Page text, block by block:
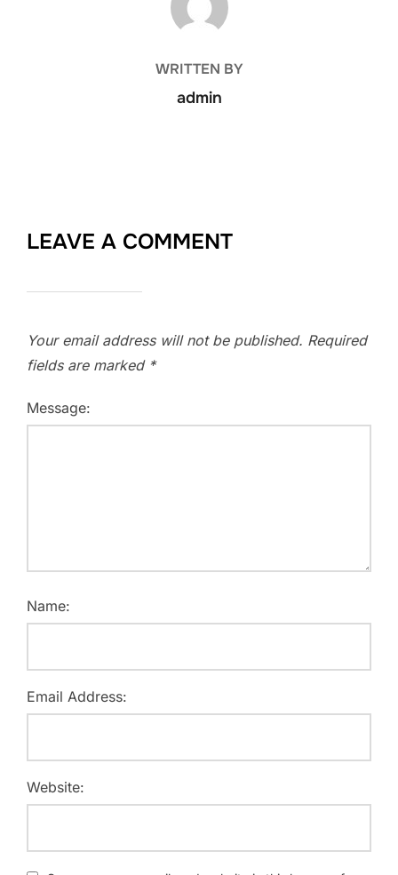
WRITTEN BY
admin
LEAVE A COMMENT
Your email address will not be published. Required
fields are marked *
Message:
Name:
Email Address:
Website: